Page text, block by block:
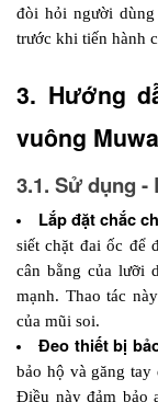
đòi hỏi người
trước khi tiến hành
3. Hướng
vuông
3.1. Sử dụng -
Lắp đặt chắc
siết chặt đai ốc để
cân bằng của lưỡi
mạnh. Thao tác
của mũi soi.
Đeo thiết bị
bảo hộ và găng tay
Điều này đảm bảo